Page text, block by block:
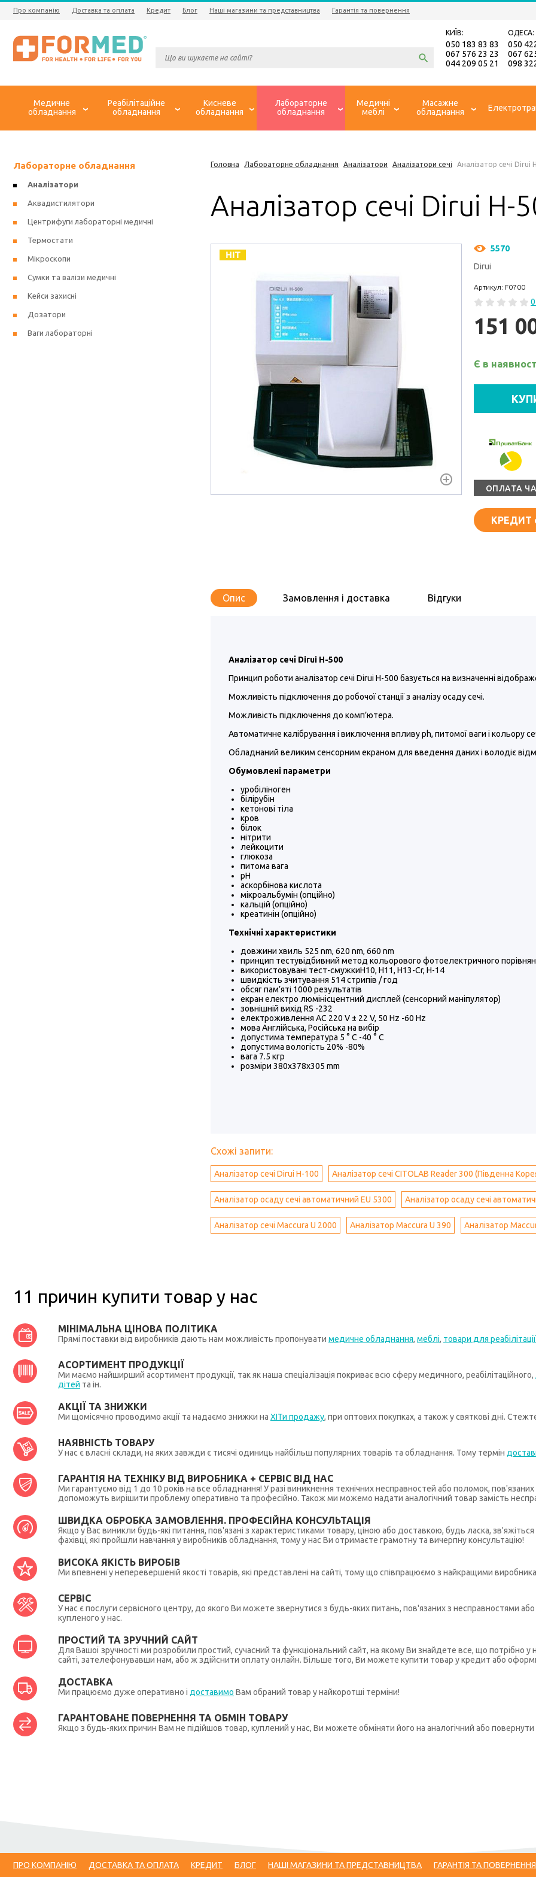
Про компанію Доставка та оплата Кредит Блог Наші магазини та представництва Гарантія та повернення
КИЇВ:
050 183 83 83
067 576 23 23
044 209 05 21
ОДЕСА:
050
067
098
Медичне
обладнання
Реабілітаційне
обладнання
Кисневе
обладнання
Лабораторне
обладнання
Медичні
меблі
Масажне
обладнання
Головна Лабораторне обладнання Аналізатори Аналізатори сечі Аналізатор сечі Dirui
Аналізатор сечі Dirui H-
5570
Dirui
Артикул: F0700
151
Є в
ОПЛАТА
КРЕДИТ
Опис Замовлення і доставка Відгуки
Аналізатор сечі Dirui H-500
Принцип роботи аналізатор сечі Dirui H-500 базується на визначенні
Можливість підключення до робочої станції з аналізу осаду сечі.
Можливість підключення до комп’ютера.
Автоматичне калібрування і виключення впливу ph, питомої ваги і кольору
Обладнаний великим сенсорним екраном для введення даних і володіє
Обумовлені параметри
уробіліноген
білірубін
кетонові тіла
кров
білок
нітрити
лейкоцити
глюкоза
питома вага
pH
аскорбінова кислота
мікроальбумін (опційно)
кальцій (опційно)
креатинін (опційно)
Технічні характеристики
довжини хвиль 525 nm, 620 nm, 660 nm
принцип тестувідбивний метод кольорового фотоелектричного
використовувані тест-смужкиH10, Н11, Н13-Сr, H-14
швидкість зчитування 514 стрипів / год
обсяг пам’яті 1000 результатів
екран електро люмінісцентний дисплей (сенсорний маніпулятор)
зовнішній вихід RS -232
електроживлення AC 220 V ± 22 V, 50 Hz -60 Hz
мова Англійська, Російська на вибір
допустима температура 5 ° C -40 ° C
допустима вологість 20% -80%
вага 7.5 кгр
розміри 380x378x305 mm
Схожі запити:
Аналізатор сечі Dirui H-100 Аналізатор сечі CITOLAB Reader 300 (Південна
Аналізатор осаду сечі автоматичний EU 5300 Аналізатор осаду сечі
Аналізатор сечі Maccura U 2000 Аналізатор Maccura U 390 Аналізатор
Лабораторне обладнання
Аналізатори
Аквадистилятори
Центрифуги лабораторні медичні
Термостати
Мікроскопи
Сумки та валізи медичні
Кейси захисні
Дозатори
Ваги лабораторні
11 причин купити товар у нас
МІНІМАЛЬНА ЦІНОВА ПОЛІТИКА
Прямі поставки від виробників дають нам можливість пропонувати медичне обладнання, меблі, товари для реабілітації
АСОРТИМЕНТ ПРОДУКЦІЇ
Ми маємо найширший асортимент продукції, так як наша спеціалізація покриває всю сферу медичного, реабілітаційного,
дітей та ін.
АКЦІЇ ТА ЗНИЖКИ
Ми щомісячно проводимо акції та надаємо знижки на ХІТи продажу, при оптових покупках, а також у святкові дні.
НАЯВНІСТЬ ТОВАРУ
У нас є власні склади, на яких завжди є тисячі одиниць найбільш популярних товарів та обладнання. Тому термін
ГАРАНТІЯ НА ТЕХНІКУ ВІД ВИРОБНИКА + СЕРВІС ВІД НАС
Ми гарантуємо від 1 до 10 років на все обладнання! У разі виникнення технічних несправностей або поломок,
допоможуть вирішити проблему оперативно та професійно. Також ми можемо надати аналогічний товар замість
ШВИДКА ОБРОБКА ЗАМОВЛЕННЯ. ПРОФЕСІЙНА КОНСУЛЬТАЦІЯ
Якщо у Вас виникли будь-які питання, пов'язані з характеристиками товару, ціною або доставкою, будь ласка,
фахівці, які пройшли навчання у виробників обладнання, тому у нас Ви отримаєте грамотну та вичерпну консультацію!
ВИСОКА ЯКІСТЬ ВИРОБІВ
Ми впевнені у неперевершеній якості товарів, які представлені на сайті, тому що співпрацюємо з найкращими
СЕРВІС
У нас є послуги сервісного центру, до якого Ви можете звернутися з будь-яких питань, пов'язаних з несправностями
купленого у нас.
ПРОСТИЙ ТА ЗРУЧНИЙ САЙТ
Для Вашої зручності ми розробили простий, сучасний та функціональний сайт, на якому Ви знайдете все, що
сайті, зателефонувавши нам, або ж здійснити оплату онлайн. Більше того, Ви можете купити товар у кредит або
ДОСТАВКА
Ми працюємо дуже оперативно і доставимо Вам обраний товар у найкоротші терміни!
ГАРАНТОВАНЕ ПОВЕРНЕННЯ ТА ОБМІН ТОВАРУ
Якщо з будь-яких причин Вам не підійшов товар, куплений у нас, Ви можете обміняти його на аналогічний або
ПРО КОМПАНІЮ ДОСТАВКА ТА ОПЛАТА КРЕДИТ БЛОГ НАШІ МАГАЗИНИ ТА ПРЕДСТАВНИЦТВА ГАРАНТІЯ ТА ПОВЕРНЕННЯ